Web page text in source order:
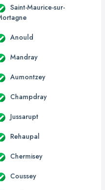
Saint-Maurice-sur-
Anould
Mandray
Aumontzey
Champdray
Jussarupt
Rehaupal
Chermisey
Coussey